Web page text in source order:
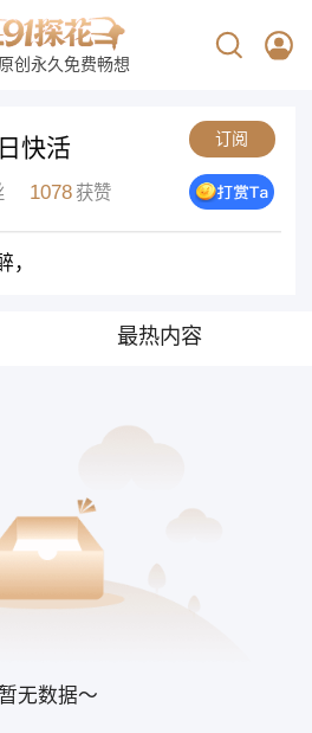
创永久免费畅想
快活 订阅
1078 获赞
，
最热内容
暂无数据～